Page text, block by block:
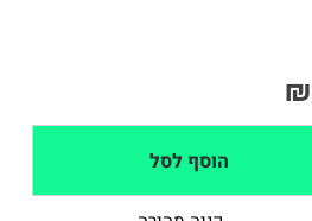
₪
הוסף לסל